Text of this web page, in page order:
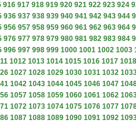
916 917 918 919 920 921 922 923 924
936 937 938 939 940 941 942 943 944
956 957 958 959 960 961 962 963 964
976 977 978 979 980 981 982 983 984
996 997 998 999 1000 1001 1002 1003
1012 1013 1014 1015 1016 1017 1018
1027 1028 1029 1030 1031 1032
1042 1043 1044 1045 1046 1047
1057 1058 1059 1060 1061 1062
1072 1073 1074 1075 1076 1077
1087 1088 1089 1090 1091 1092